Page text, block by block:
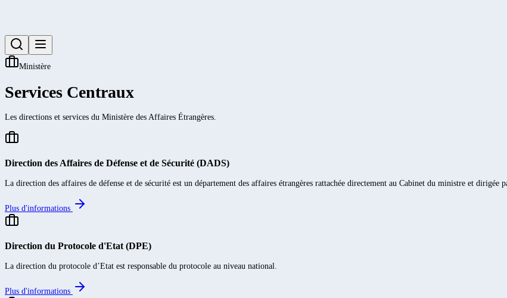
Ministère
Services Centraux
Les directions et services du Ministère des Affaires Étrangères.
Direction des Affaires de Défense et de Sécurité (DADS)
La direction des affaires de défense et de sécurité est un département des affaires étrangères rattachée directement au Cabinet du ministre et
Plus d'informations
Direction du Protocole d'Etat (DPE)
La direction du protocole d’Etat est responsable du protocole au niveau national.
Plus d'informations